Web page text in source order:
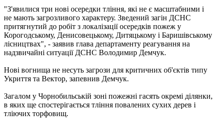
"З'явилися три нові осередки тління, які не є масштабними і
не мають загрозливого характеру. Зведений загін ДСНС
притягнутий до робіт з локалізації осередків пожеж у
Корогодському, Денисовецькому, Дитяцькому і Баришівському
лісництвах", - заявив глава департаменту реагування на
надзвичайні ситуації ДСНС Володимир Демчук.
Нові вогнища не несуть загрози для критичних об'єктів типу
Укриття та Вектор, запевнив Демчук.
Загалом у Чорнобильській зоні пожежні гасять окремі ділянки,
в яких ще спостерігається тління повалених сухих дерев і
тліючих торфовищ.